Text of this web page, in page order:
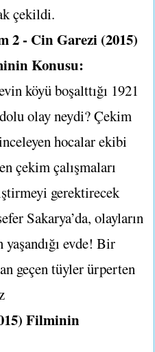
çekildi.
2 - Cin Garezi (2015)
Konusu:
köyü boşalttığı 1921
olay neydi? Çekim
hocalar ekibi
çekim çalışmaları
gerektirecek
Sakarya’da, olayların
yaşandığı evde! Bir
geçen tüyler ürperten
Filminin